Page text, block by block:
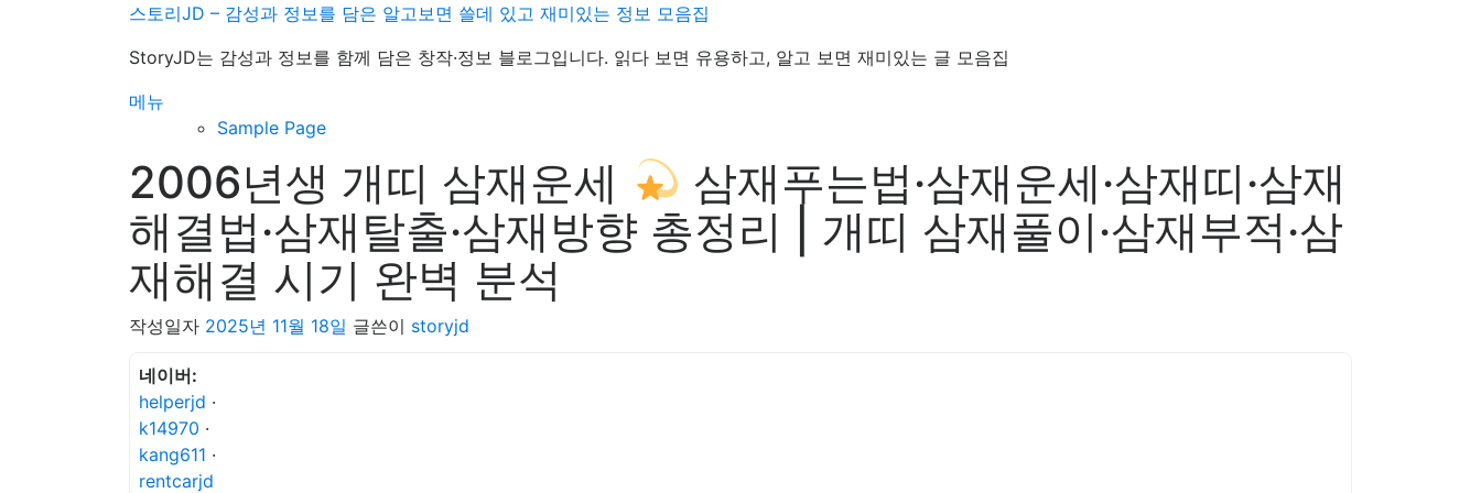
스토리JD – 감성과 정보를 담은 알고보면 쓸데 있고 재미있는 정보 모음집
StoryJD는 감성과 정보를 함께 담은 창작·정보 블로그입니다. 읽다 보면 유용하고, 알고 보면 재미있는 글 모음집
메뉴
Sample Page
2006년생 개띠 삼재운세
삼재푸는법·삼재운세·삼재띠·삼재
해결법·삼재탈출·삼재방향 총정리 | 개띠 삼재풀이·삼재부적·삼
재해결 시기 완벽 분석
작성일자 2025년 11월 18일 글쓴이 storyjd
네이버:
helperjd ·
k14970 ·
kang611 ·
rentcarjd